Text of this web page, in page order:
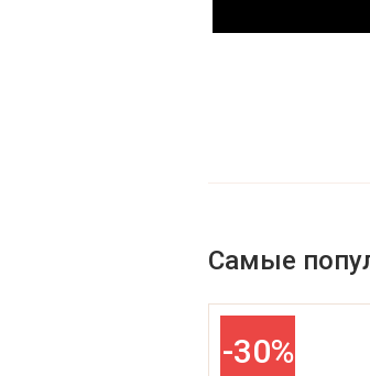
Самые
-30%